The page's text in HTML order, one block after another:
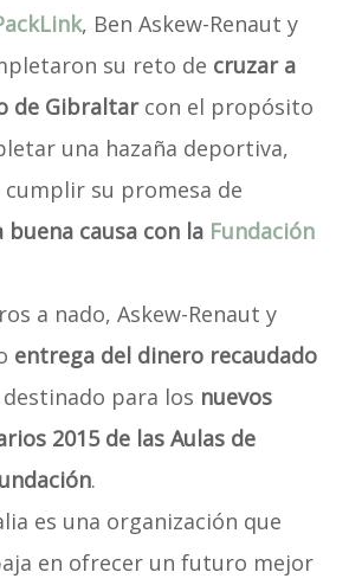
, Ben Askew-Renaut y
su reto de cruzar a
de Gibraltarcon el propósito
una hazaña deportiva,
su promesa de
causa con la Fundación
a nado, Askew-Renaut y
entrega del dinero recaudado
para los nuevos
2015 de las Aulas de
.
es una organización que
en ofrecer un futuro mejor